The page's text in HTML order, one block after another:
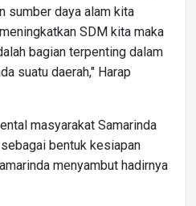
sumber daya alam kita
SDM kita maka
bagian terpenting dalam
suatu daerah," Harap
masyarakat Samarinda
bentuk kesiapan
menyambut hadirnya